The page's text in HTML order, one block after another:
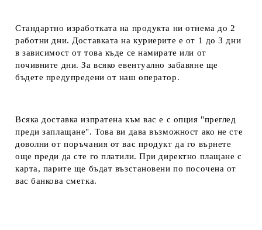
Стандартно изработката на продукта ни отнема до 2
работни дни. Доставката на куриерите е от 1 до 3 дни
в зависимост от това къде се намирате или от
почивните дни. За всяко евентуално забавяне ще
бъдете предупредени от наш оператор.
Всяка доставка изпратена към вас е с опция "преглед
преди заплащане". Това ви дава възможност ако не сте
доволни от поръчания от вас продукт да го върнете
още преди да сте го платили. При директно плащане с
карта, парите ще бъдат възстановени по посочена от
вас банкова сметка.